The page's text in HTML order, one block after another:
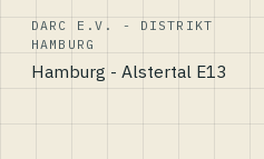
DARC E.V. - DISTRIKT
HAMBURG
Hamburg - Alstertal E13